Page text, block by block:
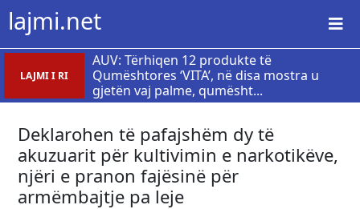
lajmi.net
LAJMI I RI
AUV: Tërhiqen 12 produkte të
Qumështores ‘VITA’, në disa mostra u
gjetën vaj palme, qumësht...
Deklarohen të pafajshëm dy të
akuzuarit për kultivimin e narkotikëve,
njëri e pranon fajësinë për
armëmbajtje pa leje